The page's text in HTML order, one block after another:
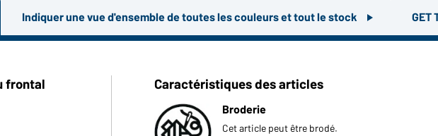
Indiquer une vue d'ensemble de toutes les couleurs et tout le stock GET
frontal
Caractéristiques des articles
Broderie
Cet article peut être brodé.